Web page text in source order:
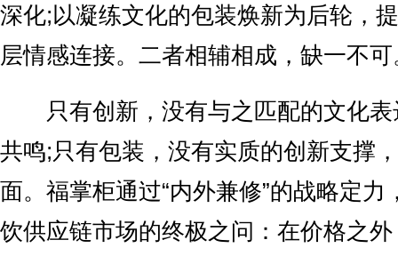
深化;以凝练文化的包装焕新为后轮，
层情感连接。二者相辅相成，缺一不可
只有创新，没有与之匹配的文化表
共鸣;只有包装，没有实质的创新支撑
面。福掌柜通过“内外兼修”的战略定力
饮供应链市场的终极之问：在价格之